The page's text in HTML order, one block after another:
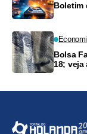
Boletim
Bolsa
18; veja